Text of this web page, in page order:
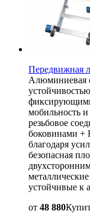
Передвижная
Алюминиевая
мобильность
резьбовое
боковинами +
благодаря
безопасная
устойчивые к
от 48 880